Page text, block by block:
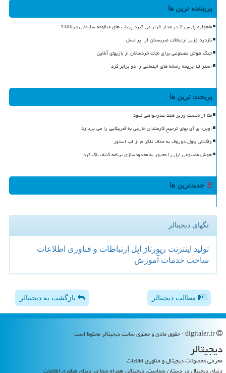
پربیننده ترین ها
ماهواره پارس 2 در مدار قرار می گیرد پرتاب های منظومه سلیمانی در1405
بازدید وزیر ارتباطات صربستان از ایرانسل
جنگ هوش مصنوعی برای نجات خردسالان از بازیهای آنلاین
استرالیا جریمه رسانه های اجتماعی را دو برابر کرد
پربحث ترین ها
متا از نخست وزیر هند عذرخواهی نمود
اوپن ای آی بهای ترجیح کارمندان خارجی به آمریکایی را می پردازد
واکنش پاول دوروف به حذف تلگرام از اپ استور
هوش مصنوعی اپل را مجبور به محدودسازی برنامه کشف باگ کرد
جدیدترین ها
تگهای دیجیتالر
تولید اینترنت رپورتاژ اپل ارتباطات و فناوری اطلاعات
ساخت خدمات آموزش
مطالب دیجیتالر بازگشت به دیجیتالر
دیجیتالر
معرفی محصولات دیجیتال و فناوری اطلاعات
دنیای دیجیتال در دستان شماست. دیجیتالر، همراه شما در دنیای فناوری اطلاعات